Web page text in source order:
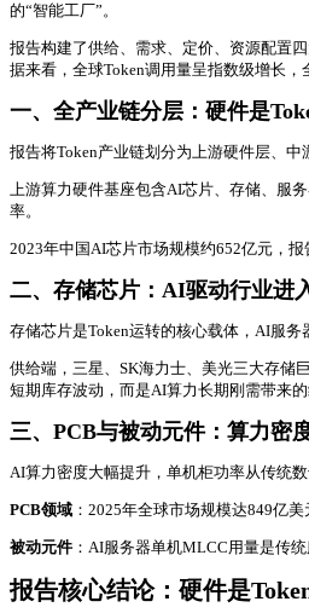
的“智能工厂”。
报告构建了供给、需求、定价、资源配置
据来看，全球Token调用量呈指数级增长
一、全产业链分层：硬件是
报告将Token产业链划分为上游硬件层、
上游算力硬件基座包含AI芯片、存储、服
率。
2023年中国AI芯片市场规模约652亿元，
二、存储芯片：AI驱动行业进
存储芯片是Token运转的核心载体，AI服
供给端，三星、SK海力士、美光三大存储
短期库存波动，而是AI算力长期刚需带来
三、PCB与被动元件：算力密
AI算力密度大幅提升，单机柜功率从传统
PCB领域 ：2025年全球市场规模达849亿
被动元件 ：AI服务器单机MLCC用量是传
报告核心结论：硬件是